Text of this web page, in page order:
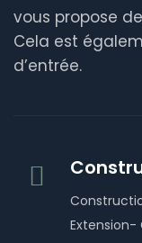
vous propose
Cela est
d’entrée.
Extension-